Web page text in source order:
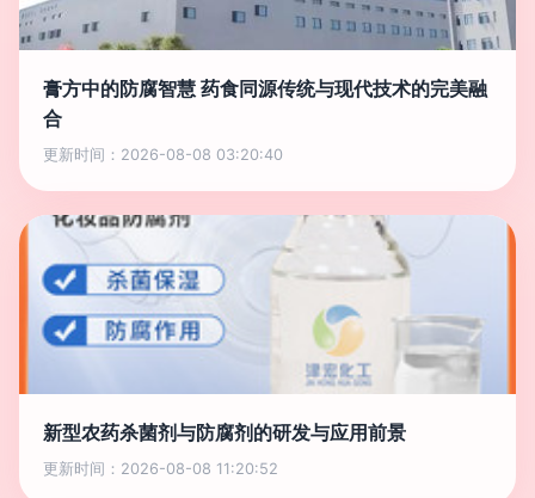
膏方中的防腐智慧 药食同源传统与现代技术的完美融
合
更新时间：2026-08-08 03:20:40
新型农药杀菌剂与防腐剂的研发与应用前景
更新时间：2026-08-08 11:20:52